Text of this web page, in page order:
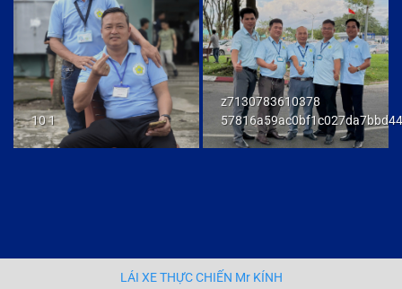
10 1
z7130783610378
LÁI XE THỰC CHIẾN Mr KÍNH